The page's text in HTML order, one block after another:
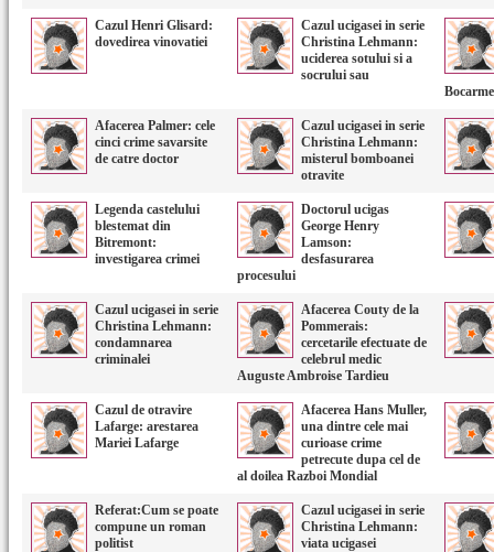
Cazul Henri Glisard:
dovedirea vinovatiei
Cazul ucigasei in serie
Christina Lehmann:
uciderea sotului si a
socrului sau
Bocarme
Afacerea Palmer: cele
cinci crime savarsite
de catre doctor
Cazul ucigasei in serie
Christina Lehmann:
misterul bomboanei
otravite
Legenda castelului
blestemat din
Bitremont:
investigarea crimei
Doctorul ucigas
George Henry
Lamson:
desfasurarea
procesului
Cazul ucigasei in serie
Christina Lehmann:
condamnarea
criminalei
Afacerea Couty de la
Pommerais:
cercetarile efectuate de
celebrul medic
Auguste Ambroise Tardieu
Cazul de otravire
Lafarge: arestarea
Mariei Lafarge
Afacerea Hans Muller,
una dintre cele mai
curioase crime
petrecute dupa cel de
al doilea Razboi Mondial
Referat:Cum se poate
compune un roman
politist
Cazul ucigasei in serie
Christina Lehmann:
viata ucigasei